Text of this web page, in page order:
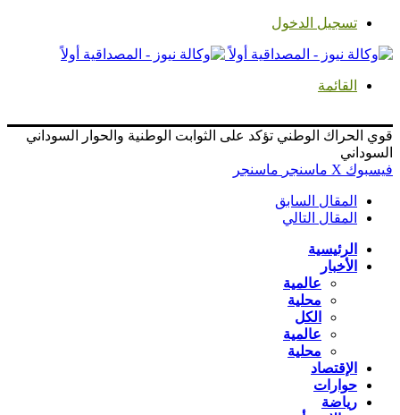
تسجيل الدخول
القائمة
قوي الحراك الوطني تؤكد على الثوابت الوطنية والحوار السوداني
السوداني
فيسبوك ‫X ماسنجر ماسنجر
المقال السابق
المقال التالي
الرئيسية
الأخبار
عالمية
محلية
الكل
عالمية
محلية
الإقتصاد
حوارات
رياضة